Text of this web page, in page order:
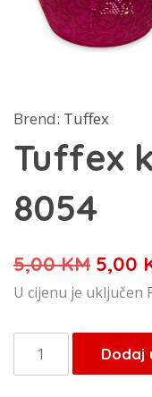
Brend: Tuffex
Tuffex
8054
5,00KM
cijena
je:
5,00
5,00
U cijenu je uključen
Tuffex
košara
Dodaj